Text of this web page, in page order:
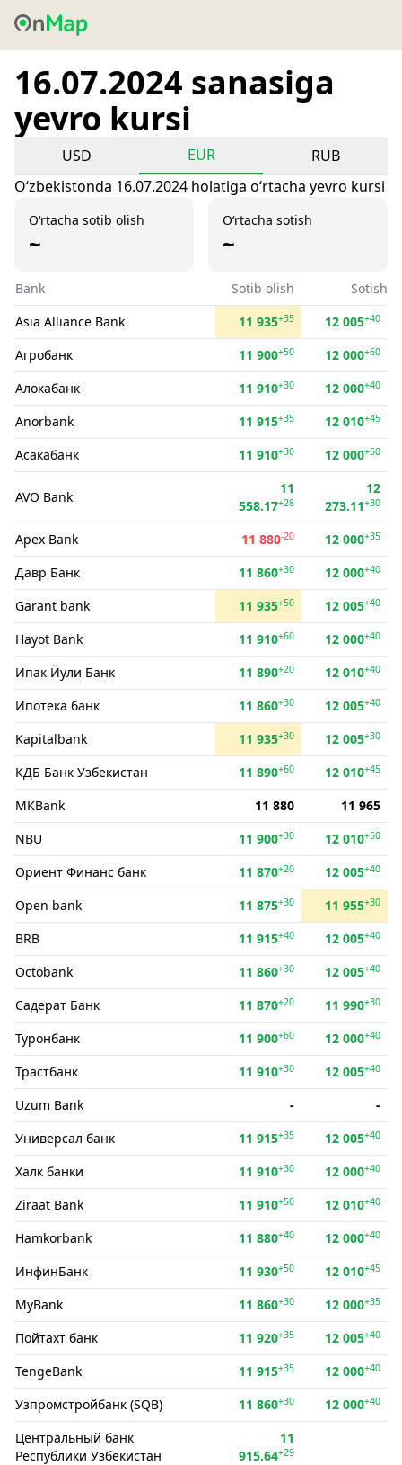
16.07.2024 sanasiga
yevro kursi
USD EUR
RUB
Oʻzbekistonda 16.07.2024 holatiga oʻrtacha yevro kursi
O‘rtacha sotib olish
~
O‘rtacha sotish
~
Bank Sotib olish
Sotish
Asia Alliance Bank
11 935+35 12 005+40
Агробанк 11 900+50 12 000+60
Алокабанк 11 910+30 12 000+40
Anorbank 11 915+35 12 010+45
Асакабанк 11 910+30 12 000+50
AVO Bank
11
558.17+28
12
273.11+30
Apex Bank 11 880-20 12 000+35
Давр Банк 11 860+30 12 000+40
Garant bank 11 935+50 12 005+40
Hayot Bank 11 910+60 12 000+40
Ипак Йули Банк 11 890+20 12 010+40
Ипотека банк 11 860+30 12 005+40
Kapitalbank 11 935+30 12 005+30
КДБ Банк Узбекистан 11 890+60 12 010+45
MKBank 11 880
11 965
NBU
11 900+30 12 010+50
Ориент Финанс банк 11 870+20 12 005+40
Open bank 11 875+30 11 955+30
BRB 11 915+40 12 005+40
Octobank 11 860+30 12 005+40
Садерат Банк 11 870+20 11 990+30
Туронбанк 11 900+60 12 000+40
Трастбанк 11 910+30 12 005+40
Uzum Bank -
-
Универсал банк
11 915+35 12 005+40
Халк банки 11 910+30 12 000+40
Ziraat Bank 11 910+50 12 010+40
Hamkorbank 11 880+40 12 000+40
ИнфинБанк 11 930+50 12 010+45
MyBank 11 860+30 12 000+35
Пойтахт банк 11 920+35 12 005+40
TengeBank 11 915+35 12 000+40
Узпромстройбанк (SQB) 11 860+30 12 000+40
Центральный банк
Республики Узбекистан
11
915.64+29